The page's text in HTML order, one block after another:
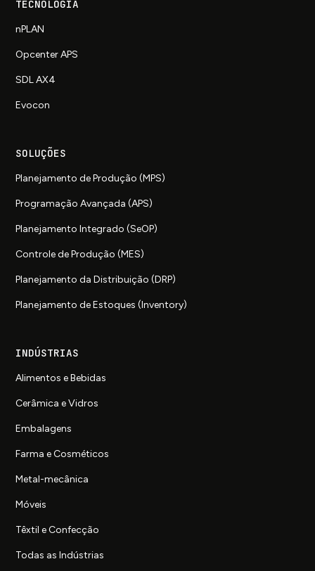
TECNOLOGIA
nPLAN
Opcenter APS
SDL AX4
Evocon
SOLUÇÕES
Planejamento de Produção (MPS)
Programação Avançada (APS)
Planejamento Integrado (SeOP)
Controle de Produção (MES)
Planejamento da Distribuição (DRP)
Planejamento de Estoques (Inventory)
INDÚSTRIAS
Alimentos e Bebidas
Cerâmica e Vidros
Embalagens
Farma e Cosméticos
Metal-mecânica
Móveis
Têxtil e Confecção
Todas as Indústrias